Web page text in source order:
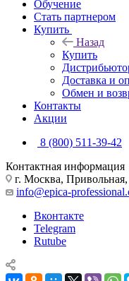
Обучение
Стать партнером
Купить
Назад
Купить
Доставка и
Обмен и
Контакты
Акции
8 (800) 511-39-42
Контактная информация
г. Москва,
info@epica-
Вконтакте
Telegram
Rutube